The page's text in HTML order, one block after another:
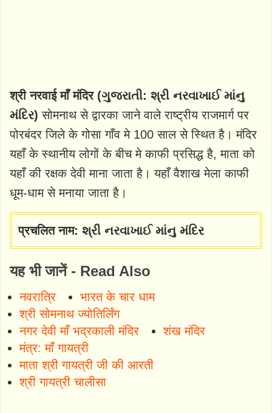
श्री नरवाई माँ मंदिर (ગુજરાતી: શ્રી નરવાખાઈ માંનુ
મંદિર) सोमनाथ से द्वारका जाने वाले राष्ट्रीय राजमार्ग पर
पोरबंदर जिले के गोसा गाँव मे 100 साल से स्थित है। मंदिर
यहाँ के स्‍थानीय लोगों के बीच मे काफी प्रसिद्ध है, माता को
यहाँ की रक्षक देवी माना जाता है। यहाँ वैशाख मेला काफी
धूम-धाम से मनाया जाता है।
प्रचलित नाम: શ્રી નરવાખાઈ માંનુ મંદિર
यह भी जानें - Read Also
नवरात्रि
भारत के चार धाम
श्री सोमनाथ ज्योतिर्लिंग
नगर देवी माँ भद्रकाली मंदिर
शंख मंदिर
मंत्र: माँ गायत्री
माता श्री गायत्री जी की आरती
श्री गायत्री चालीसा